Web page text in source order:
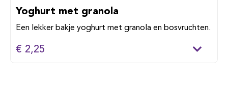
Yoghurt met granola
Een lekker bakje yoghurt met granola en bosvruchten.
€ 2,25